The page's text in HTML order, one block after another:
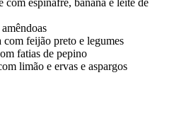
feijão preto e legumes
fatias de pepino
limão e ervas e aspargos